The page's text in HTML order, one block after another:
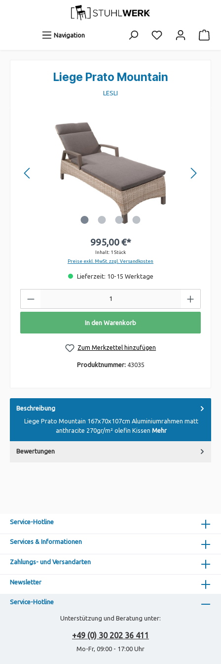
Navigation
Liege Prato Mountain
LESLI
995,00 €*
Inhalt: 1 Stück
Preise exkl. MwSt. zzgl. Versandkosten
Lieferzeit: 10-15 Werktage
In den Warenkorb
Zum Merkzettel hinzufügen
Produktnummer: 43035
Beschreibung
Liege Prato Mountain 167x70x107cm Aluminiumrahmen matt
anthracite 270gr/m² olefin Kissen Mehr
Bewertungen
Service-Hotline
Services & Informationen
Zahlungs- und Versandarten
Newsletter
Service-Hotline
Unterstützung und Beratung unter:
+49 (0) 30 202 36 411
Mo-Fr, 09:00 - 17:00 Uhr